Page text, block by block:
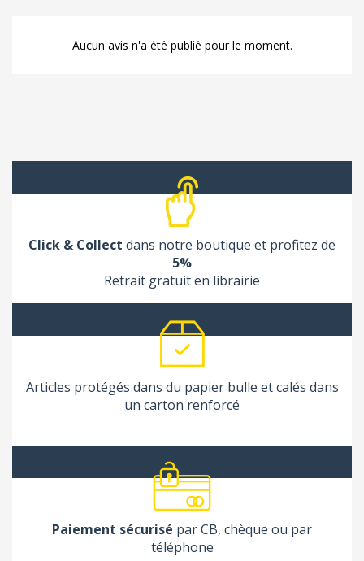
Aucun avis n'a été publié pour le moment.
Click & Collect dans notre boutique et profitez de
5%
Retrait gratuit en librairie
Articles protégés dans du papier bulle et calés dans
un carton renforcé
Paiement sécurisé par CB, chèque ou par
téléphone